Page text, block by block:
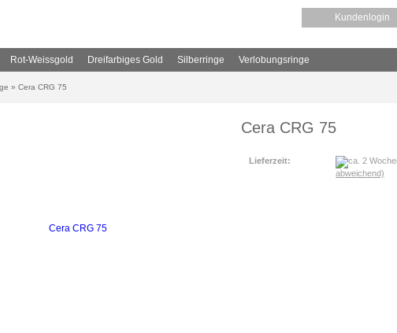
Kundenlogin
Rot-Weissgold Dreifarbiges Gold Silberringe Verlobungsringe
» Cera CRG 75
Cera CRG 75
Lieferzeit:
abweichend)